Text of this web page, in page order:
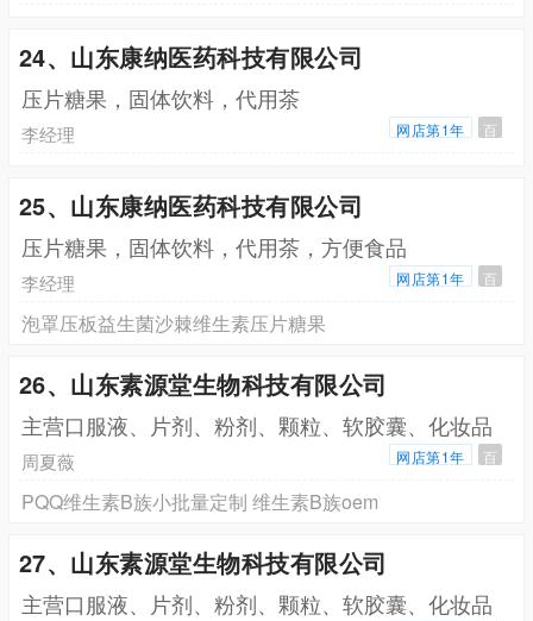
24、山东康纳医药科技有限公司
压片糖果，固体饮料，代用茶
李经理 网店第1年 百
25、山东康纳医药科技有限公司
压片糖果，固体饮料，代用茶，方便食品
李经理 网店第1年 百
泡罩压板益生菌沙棘维生素压片糖果
26、山东素源堂生物科技有限公司
主营口服液、片剂、粉剂、颗粒、软胶囊、化妆品
周夏薇 网店第1年 百
PQQ维生素B族小批量定制 维生素B族oem
27、山东素源堂生物科技有限公司
主营口服液、片剂、粉剂、颗粒、软胶囊、化妆品